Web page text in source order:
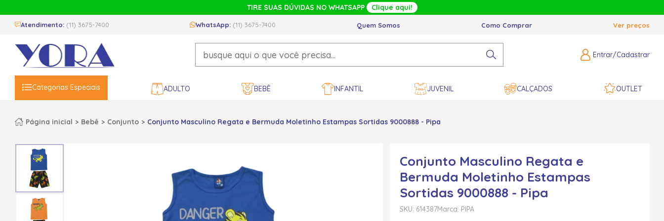
TIRE SUAS DÚVIDAS NO WHATSAPP Clique aqui!
Atendimento: (11) 3675-7400 WhatsApp: (11) 3675-7400 Quem Somos Como Comprar Ver preços
Entrar/Cadastrar
Categorias Especiais ADULTO BEBÊ INFANTIL JUVENIL CALÇADOS OUTLET
Página inicial Bebê Conjunto Conjunto Masculino Regata e Bermuda Moletinho Estampas Sortidas 9000888 - Pipa
Conjunto Masculino Regata e
Bermuda Moletinho Estampas
Sortidas 9000888 - Pipa
SKU: 614387Marca: PIPA